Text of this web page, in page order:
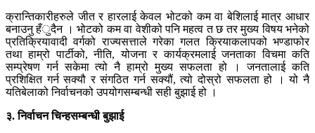
क्रान्तिकारीहरुले जीत र हारलाई केवल भोटको कम वा बेशिलाई मात्र आधार
बनाउनु हँुदैन । भोटको कम वा वेशीको पनि महत्व त छ तर मुख्य विषय भनेको
प्रतिक्रियावादी वर्गको राज्यसत्ताले गरेका गलत क्रियाकलापको भण्डाफोर
तथा हाम्रो पार्टीको, नीति, योजना र कार्यक्रमलाई जनताका विचमा कति
सम्प्रेषण गर्न सकेमा त्यो नै हाम्रो मुख्य सफलता हो । जनतालाई कति
प्रशिक्षित गर्न सक्यौ र संगठित गर्न सक्यौं, त्यो दोस्रो सफलता हो । यो नै
यतिबेलाको निर्वाचनको उपयोगसम्बन्धी सही बुझाई हो ।
३. निर्वाचन चिन्हसम्बन्धी बुझाई